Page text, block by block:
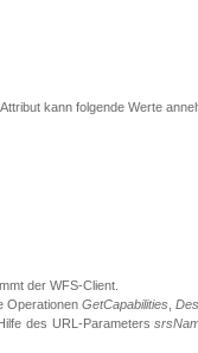
kann folgende Werte
der WFS-Client.
Operationen GetCapabilities
des URL-Parameters